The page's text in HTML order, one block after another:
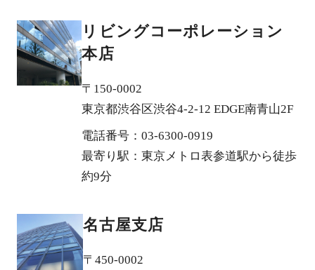
リビングコーポレーション
本店
〒150-0002
東京都渋谷区渋谷4-2-12 EDGE南青山2F
電話番号：03-6300-0919
最寄り駅：東京メトロ表参道駅から徒歩
約9分
名古屋支店
〒450-0002